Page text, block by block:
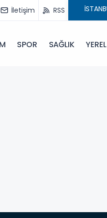
İletişim RSS
SPOR SAĞLIK YEREL